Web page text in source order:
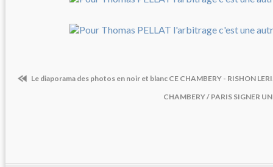
Le diaporama des photos en noir et blanc CE CHAMBERY - RISHON
CHAMBERY / PARIS SIGNER